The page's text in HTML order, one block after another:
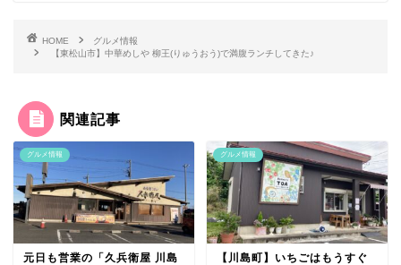
HOME
グルメ情報
【東松山市】中華めしや 柳王(りゅうおう)で満腹ランチしてきた♪
関連記事
グルメ情報
元日も営業の「久兵衛屋 川島
グルメ情報
【川島町】いちごはもうすぐ